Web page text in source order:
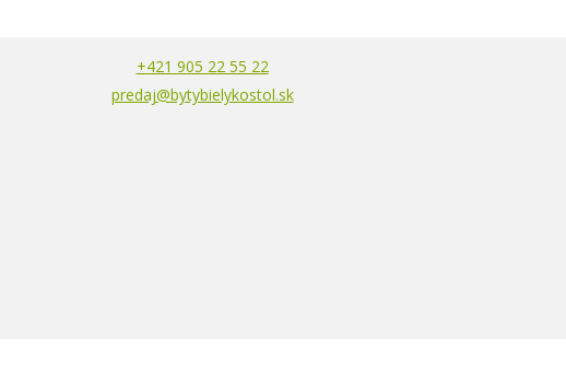
+421 905 22 55 22
predaj@bytybielykostol.sk